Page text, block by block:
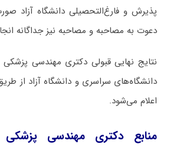
پذیرش و فارغ‌التحصیلی دانشگاه آزاد
دعوت به مصاحبه و مصاحبه نیز جداگانه
نتایج نهایی قبولی دکتری ﻣﻬﻨﺪسی پزشکی
دانشگاه‌های سراسری و دانشگاه آزاد از
اعلام می‌شود.
منابع دکتری ﻣﻬﻨﺪسی پزشکی